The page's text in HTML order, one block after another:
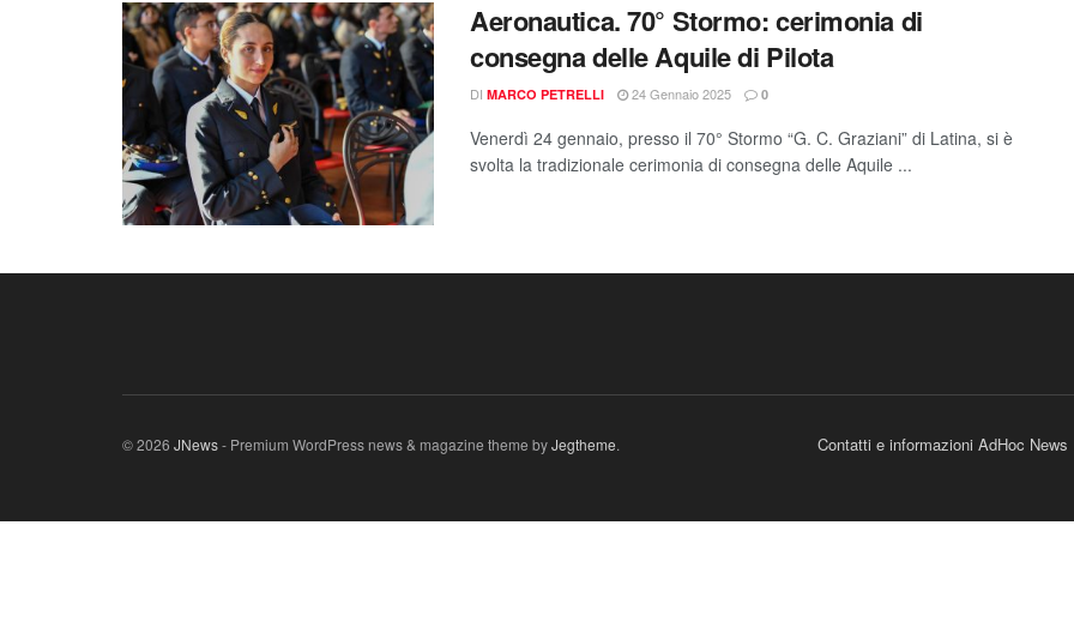
Aeronautica. 70° Stormo: cerimonia di
consegna delle Aquile di Pilota
DI MARCO PETRELLI 24 Gennaio 2025 0
Venerdì 24 gennaio, presso il 70° Stormo “G. C. Graziani” di Latina, si è
svolta la tradizionale cerimonia di consegna delle Aquile ...
Contatti e informazioni AdHoc News
© 2026 JNews- Premium WordPress news & magazine theme byJegtheme.